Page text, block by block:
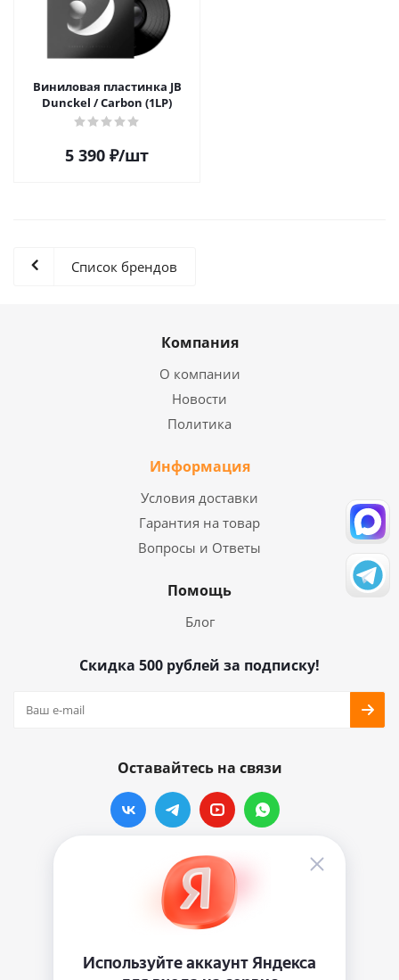
Виниловая пластинка JB
Dunckel / Carbon (1LP)
5 390 ₽/шт
Список брендов
Компания
О компании
Новости
Политика
Информация
Условия доставки
Гарантия на товар
Вопросы и Ответы
Помощь
Блог
Скидка 500 рублей за подписку!
Оставайтесь на связи
Наши контакты
info@vinylmarkt.ru